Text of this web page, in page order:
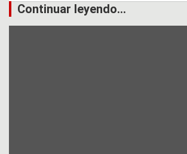
Continuar leyendo...